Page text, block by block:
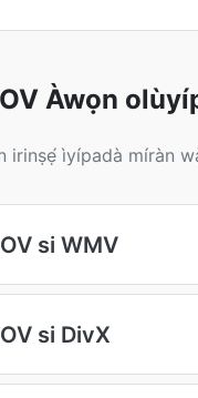
Àwọn
irinṣẹ́ ìyípadà míràn
si WMV
si DivX